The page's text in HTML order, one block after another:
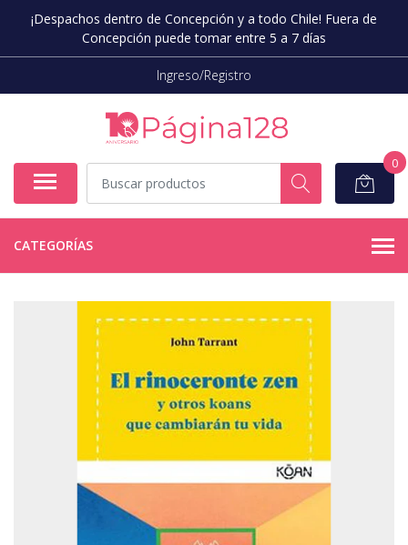
¡Despachos dentro de Concepción y a todo Chile! Fuera de
Concepción puede tomar entre 5 a 7 días
Ingreso/Registro
0
CATEGORÍAS